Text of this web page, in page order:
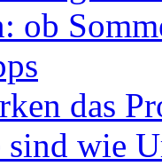
ob
das
sind wie